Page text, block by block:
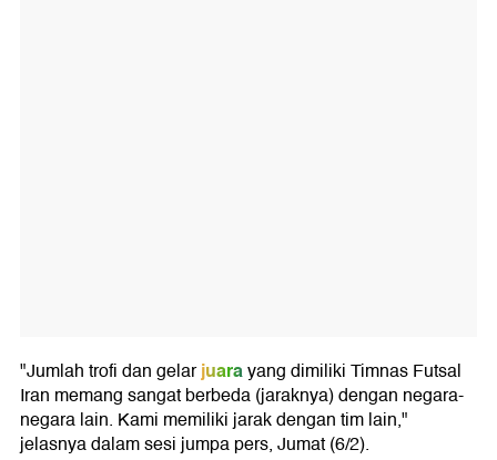
"Jumlah trofi dan gelarjuarayang dimiliki Timnas Futsal
Iran memang sangat berbeda (jaraknya) dengan negara-
negara lain. Kami memiliki jarak dengan tim lain,"
jelasnya dalam sesi jumpa pers, Jumat (6/2).